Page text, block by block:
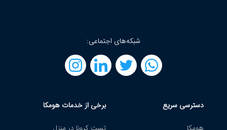
شبکه‌های اجتماعی:
دسترسی سریع برخی از خدمات هومکا